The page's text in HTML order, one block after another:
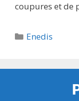
coupures et de
Catégories
Enedis